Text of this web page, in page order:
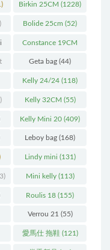
Birkin 25CM (1228)
Bolide 25cm (52)
Constance 19CM
(571)
Geta bag (44)
Kelly 24/24 (118)
Kelly 32CM (55)
Kelly Mini 20 (409)
Leboy bag (168)
Lindy mini (131)
Mini kelly(113)
Roulis 18 (155)
Verrou 21 (55)
愛馬仕 拖鞋(121)